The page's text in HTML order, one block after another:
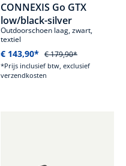
CONNEXIS Go GTX
low/black-silver
Outdoorschoen laag, zwart,
textiel
€ 143,90* € 179,90*
*Prijs inclusief btw, exclusief
verzendkosten